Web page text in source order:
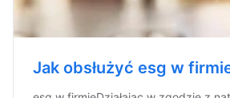
Jak obsłużyć esg w